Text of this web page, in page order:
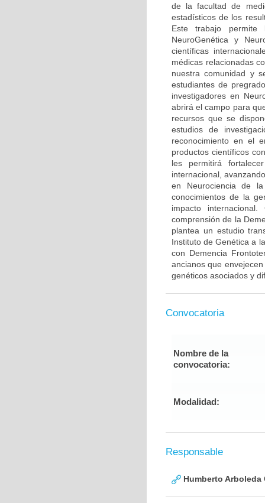
de la facultad de
estadísticos de los
Este trabajo permite
NeuroGenética y
científicas
médicas relacionadas
nuestra comunidad y
estudiantes de
investigadores en
abrirá el campo para
recursos que se
estudios de
reconocimiento en el
productos científicos
les permitirá
internacional,
en Neurociencia de
conocimientos de la
impacto
comprensión de la
plantea un estudio
Instituto de Genética a
con Demencia
ancianos que
genéticos asociados y
Convocatoria
Nombre de la
convocatoria:
Modalidad:
Responsable
Humberto Arboleda